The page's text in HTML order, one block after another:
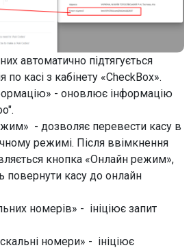
автоматично підтягується
касі з кабінету «CheckBox».
- оновлює інформацію
- дозволяє перевести касу в
режимі. Після ввімкнення
кнопка «Онлайн режим»,
повернути касу до онлайн
номерів» - ініціює запит
номери» - ініціює